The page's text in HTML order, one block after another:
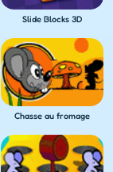
Slide Blocks 3D
Chasse au fromage